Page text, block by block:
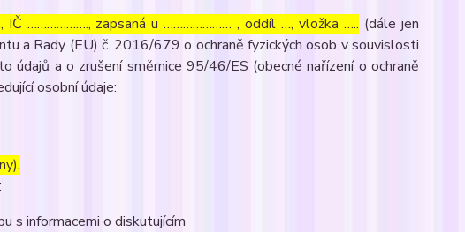
………………., zapsaná u ………………… , oddíl …, vložka ….. (dále jen
a Rady (EU) č. 2016/679 o ochraně fyzických osob v souvislosti
údajů a o zrušení směrnice 95/46/ES (obecné nařízení o ochraně
osobní údaje:
s informacemi o diskutujícím